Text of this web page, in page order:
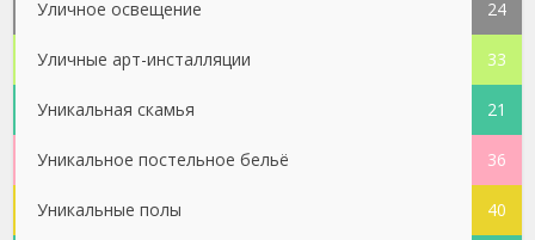
Уличное освещение 24
Уличные арт-инсталляции 33
Уникальная скамья 21
Уникальное постельное бельё 36
Уникальные полы 40